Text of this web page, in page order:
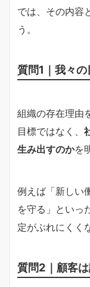
では、その内容
う。
質問1｜我々
組織の存在理由
目標ではなく、
生み出すのかを
例えば「新しい
を守る」といっ
定がぶれにくく
質問2｜顧客